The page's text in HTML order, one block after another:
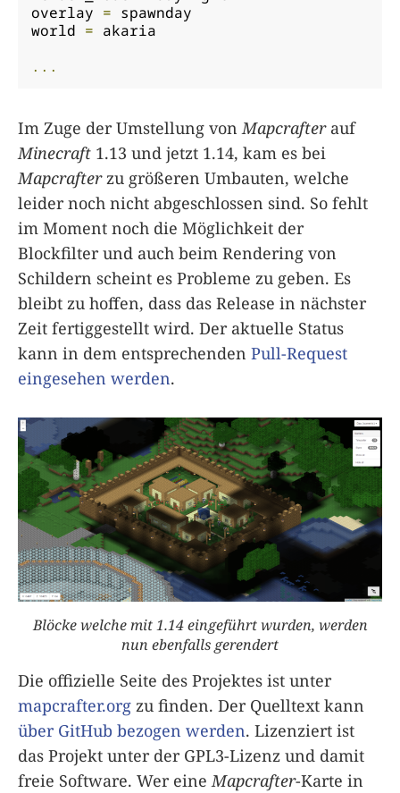
overlay = spawnday
world = akaria
...
Im Zuge der Umstellung von Mapcrafterauf
Minecraft 1.13 und jetzt 1.14, kam es bei
Mapcrafterzu größeren Umbauten, welche
leider noch nicht abgeschlossen sind. So fehlt
im Moment noch die Möglichkeit der
Blockfilter und auch beim Rendering von
Schildern scheint es Probleme zu geben. Es
bleibt zu hoffen, dass das Release in nächster
Zeit fertiggestellt wird. Der aktuelle Status
kann in dem entsprechenden Pull-Request
eingesehen werden.
Blöcke welche mit 1.14 eingeführt wurden, werden
nun ebenfalls gerendert
Die offizielle Seite des Projektes ist unter
mapcrafter.org zu finden. Der Quelltext kann
über GitHub bezogen werden. Lizenziert ist
das Projekt unter der GPL3-Lizenz und damit
freie Software. Wer eine Mapcrafter-Karte in